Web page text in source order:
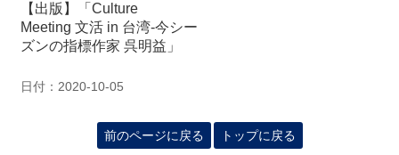
【出版】「Culture
Meeting 文活 in 台湾-今シー
ズンの指標作家 呉明益」
日付：2020-10-05
前のページに戻る トップに戻る